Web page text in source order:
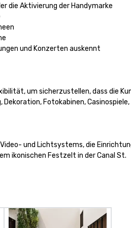
die Aktivierung der Handymarke
und Konzerten auskennt
um sicherzustellen, dass die
Fotokabinen,
und Lichtsystems, die
ikonischen Festzelt in der Canal St.